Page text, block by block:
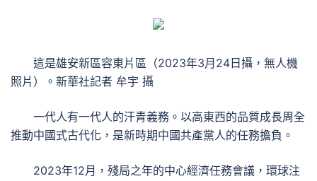
這是雄安新區容東片區（2023年3月24日攝，無人機
照片）。新華社記者 牟宇 攝
一代人有一代人的汗青義務。以高東西的品質成長周全
推動中國式古代化，是新時期中國共產黨人的任務擔負。
2023年12月，殘局之年的中心經濟任務會議，環球注